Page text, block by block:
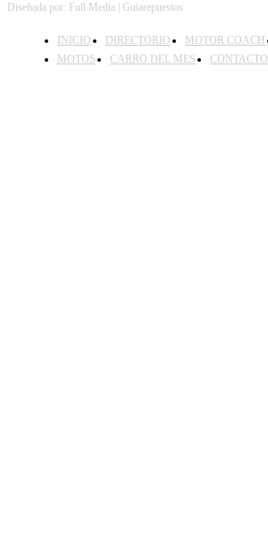
Diseñada por: Full Media | Guiarepuestos
INICIO DIRECTORIO MOTOR COACH
MOTOS
CARRO DEL MES CONTACTO